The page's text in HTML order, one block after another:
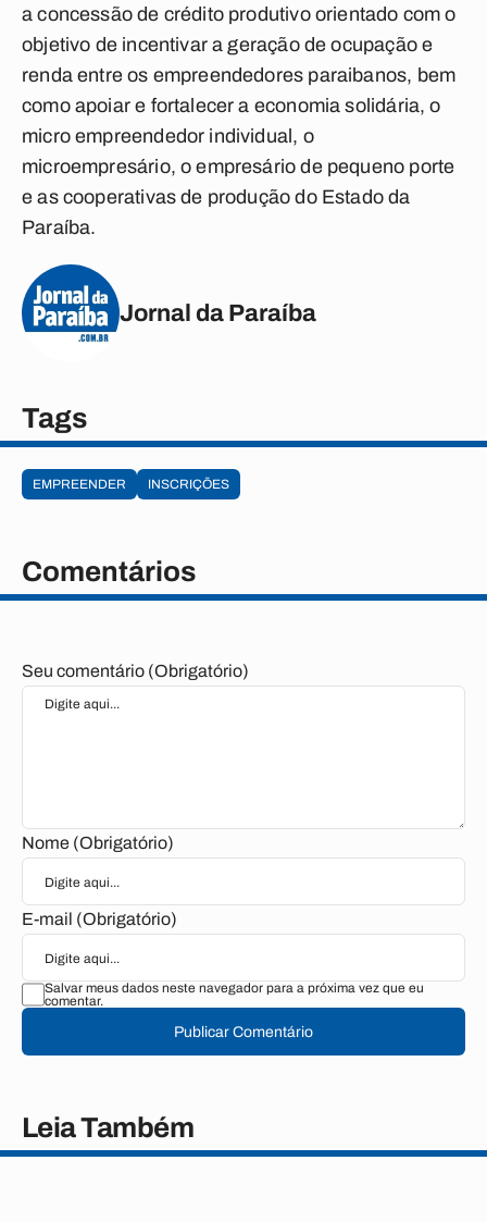
a concessão de crédito produtivo orientado com o
objetivo de incentivar a geração de ocupação e
renda entre os empreendedores paraibanos, bem
como apoiar e fortalecer a economia solidária, o
micro empreendedor individual, o
microempresário, o empresário de pequeno porte
e as cooperativas de produção do Estado da
Paraíba.
Jornal da Paraíba
Tags
EMPREENDER INSCRIÇÕES
Comentários
Seu comentário (Obrigatório)
Nome (Obrigatório)
E-mail (Obrigatório)
Salvar meus dados neste navegador para a próxima vez que eu
comentar.
Publicar Comentário
Leia Também